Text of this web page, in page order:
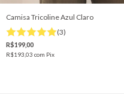
Camisa Tricoline Azul Claro
(3)
R$199,00
R$193,03 com Pix